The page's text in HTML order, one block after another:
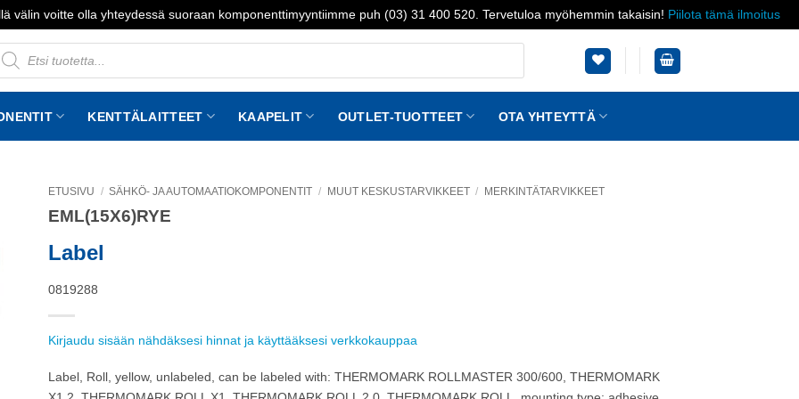
välin voitte olla yhteydessä suoraan komponenttimyyntiimme puh (03) 31 400 520. Tervetuloa myöhemmin takaisin! Piilota tämä ilmoitus
KENTTÄLAITTEET KAAPELIT OUTLET-TUOTTEET OTA YHTEYTTÄ
ETUSIVU / SÄHKÖ- JA AUTOMAATIOKOMPONENTIT / MUUT KESKUSTARVIKKEET / MERKINTÄTARVIKKEET
EML(15X6)RYE
Label
0819288
Kirjaudu sisään nähdäksesi hinnat ja käyttääksesi verkkokauppaa
Label, Roll, yellow, unlabeled, can be labeled with: THERMOMARK ROLLMASTER 300/600, THERMOMARK